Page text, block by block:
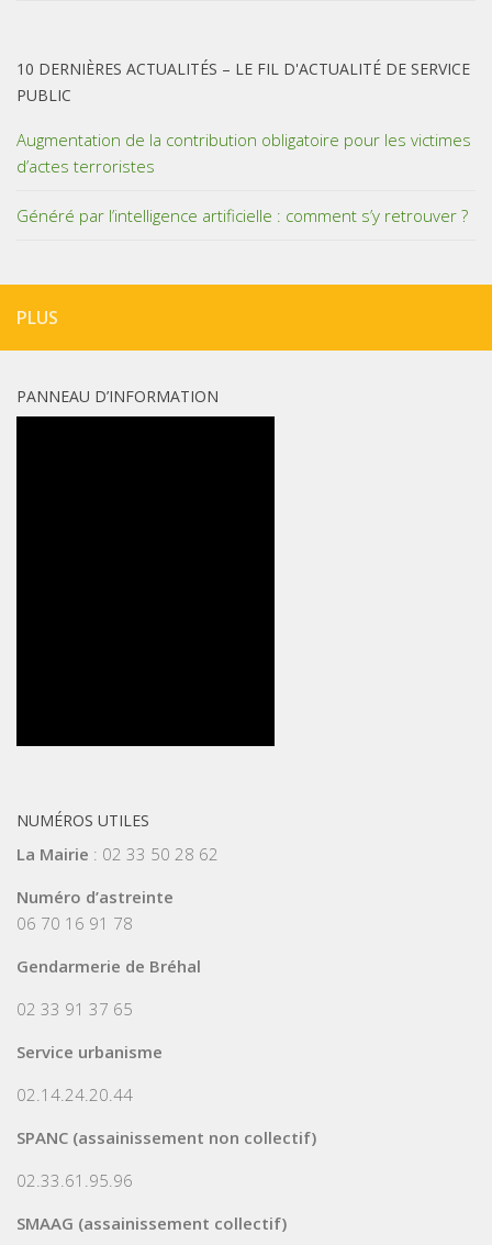
10 DERNIÈRES ACTUALITÉS – LE FIL D'ACTUALITÉ DE SERVICE
PUBLIC
Augmentation de la contribution obligatoire pour les victimes
d’actes terroristes
Généré par l’intelligence artificielle : comment s’y retrouver ?
PLUS
PANNEAU D’INFORMATION
NUMÉROS UTILES
La Mairie : 02 33 50 28 62
Numéro d’astreinte
06 70 16 91 78
Gendarmerie de Bréhal
02 33 91 37 65
Service urbanisme
02.14.24.20.44
SPANC (assainissement non collectif)
02.33.61.95.96
SMAAG (assainissement collectif)